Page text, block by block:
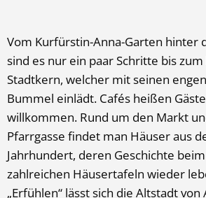
Vom Kurfürstin-Anna-Garten hinter
sind es nur ein paar Schritte bis
Stadtkern, welcher mit seinen
Bummel einlädt. Cafés heißen
willkommen. Rund um den Markt
Pfarrgasse findet man Häuser aus
Jahrhundert, deren Geschichte
zahlreichen Häusertafeln wieder
„Erfühlen“ lässt sich die Altstadt